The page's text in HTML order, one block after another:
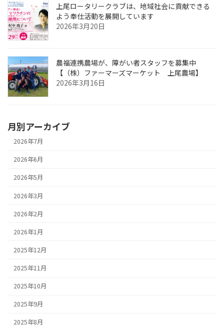
上尾ロータリークラブは、地域社会に貢献できる
よう奉仕活動を展開しています
2026年3月20日
農福連携農場が、障がい者スタッフを募集中
【（株）ファーマーズマーケット 上尾農場】
2026年3月16日
月別アーカイブ
2026年7月
2026年6月
2026年5月
2026年3月
2026年2月
2026年1月
2025年12月
2025年11月
2025年10月
2025年9月
2025年8月